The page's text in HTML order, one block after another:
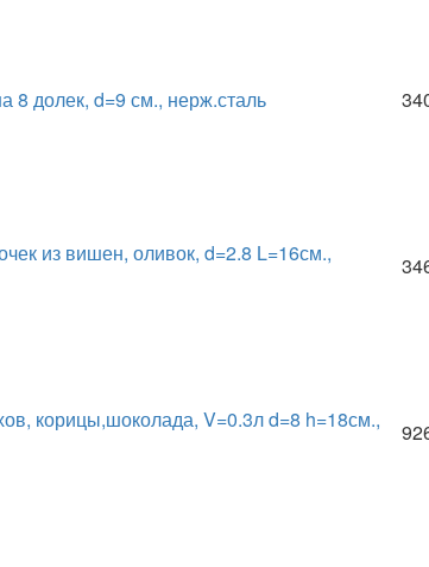
8 долек, d=9 см., нерж.сталь
из вишен, оливок, d=2.8 L=16см.,
корицы,шоколада, V=0.3л d=8 h=18см.,